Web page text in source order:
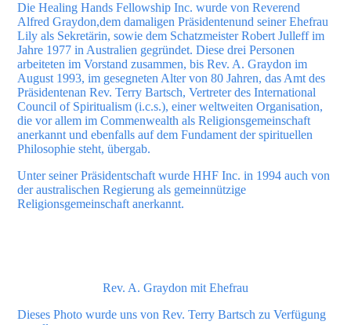
Die Healing Hands Fellowship Inc. wurde von Reverend
Alfred Graydon,dem damaligen Präsidentenund seiner Ehefrau
Lily als Sekretärin, sowie dem Schatzmeister Robert Julleff im
Jahre 1977 in Australien gegründet. Diese drei Personen
arbeiteten im Vorstand zusammen, bis Rev. A. Graydon im
August 1993, im gesegneten Alter von 80 Jahren, das Amt des
Präsidentenan Rev. Terry Bartsch, Vertreter des International
Council of Spiritualism (i.c.s.), einer weltweiten Organisation,
die vor allem im Commenwealth als Religionsgemeinschaft
anerkannt und ebenfalls auf dem Fundament der spirituellen
Philosophie steht, übergab.
Unter seiner Präsidentschaft wurde HHF Inc. in 1994 auch von
der australischen Regierung als gemeinnützige
Religionsgemeinschaft anerkannt.
Rev. A. Graydon mit Ehefrau
Dieses Photo wurde uns von Rev. Terry Bartsch zu Verfügung